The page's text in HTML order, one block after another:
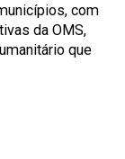
com
da OMS,
que